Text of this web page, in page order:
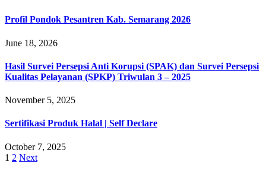
Profil Pondok Pesantren Kab. Semarang 2026
June 18, 2026
Hasil Survei Persepsi Anti Korupsi (SPAK) dan Survei Persepsi
Kualitas Pelayanan (SPKP) Triwulan 3 – 2025
November 5, 2025
Sertifikasi Produk Halal | Self Declare
October 7, 2025
1 2 Next